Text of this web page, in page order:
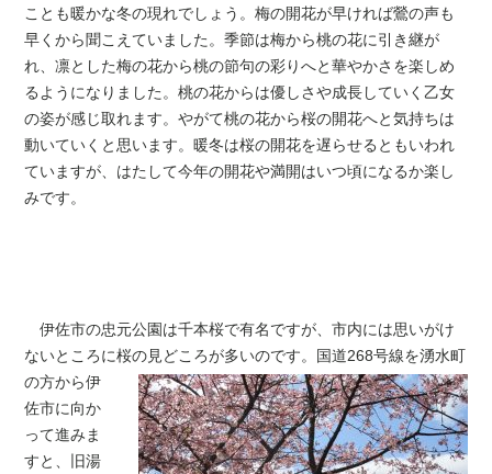
ことも暖かな冬の現れでしょう。梅の開花が早ければ鶯の声も
早くから聞こえていました。季節は梅から桃の花に引き継が
れ、凛とした梅の花から桃の節句の彩りへと華やかさを楽しめ
るようになりました。桃の花からは優しさや成長していく乙女
の姿が感じ取れます。やがて桃の花から桜の開花へと気持ちは
動いていくと思います。暖冬は桜の開花を遅らせるともいわれ
ていますが、はたして今年の開花や満開はいつ頃になるか楽し
みです。
伊佐市の忠元公園は千本桜で有名ですが、市内には思いがけ
ないところに桜の見どこ ろが多いのです。国道268号線を湧水町
の方から伊
佐市に向か
って進みま
すと、旧湯